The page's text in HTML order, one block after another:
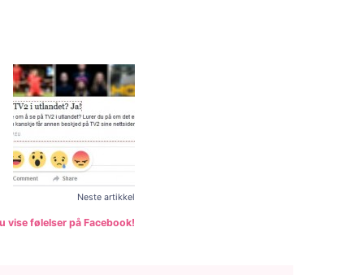
Neste artikkel
vise følelser på Facebook!